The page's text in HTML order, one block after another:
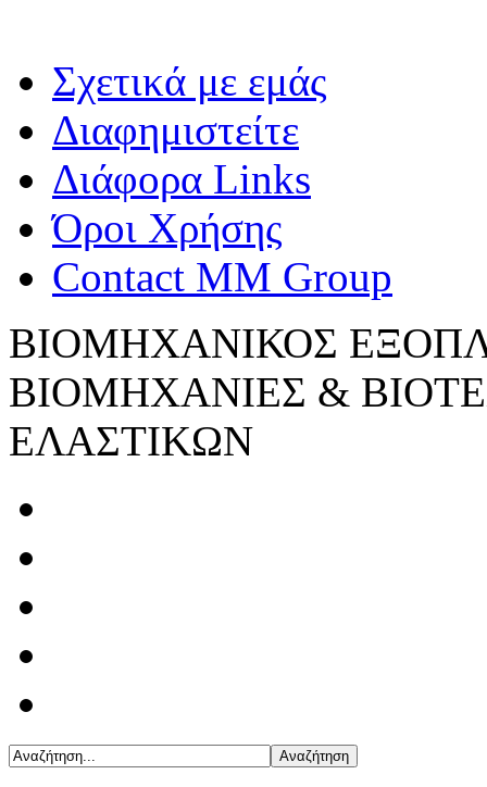
Σχετικά με εμάς
Διαφημιστείτε
Διάφορα Links
Όροι Χρήσης
Contact MM Group
ΒΙΟΜΗΧΑΝΙΚΟΣ
ΒΙΟΜΗΧΑΝΙΕΣ &
ΕΛΑΣΤΙΚΩΝ